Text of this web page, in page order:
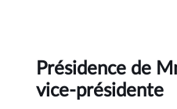
Présidence de
vice-présidente